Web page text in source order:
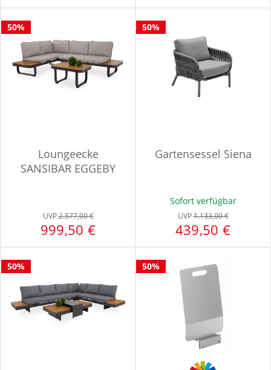
50%
Loungeecke
SANSIBAR EGGEBY
UVP2.577,00 €
999,50 €
50%
Gartensessel Siena
Sofort verfügbar
UVP1.133,00 €
439,50 €
50% 50%